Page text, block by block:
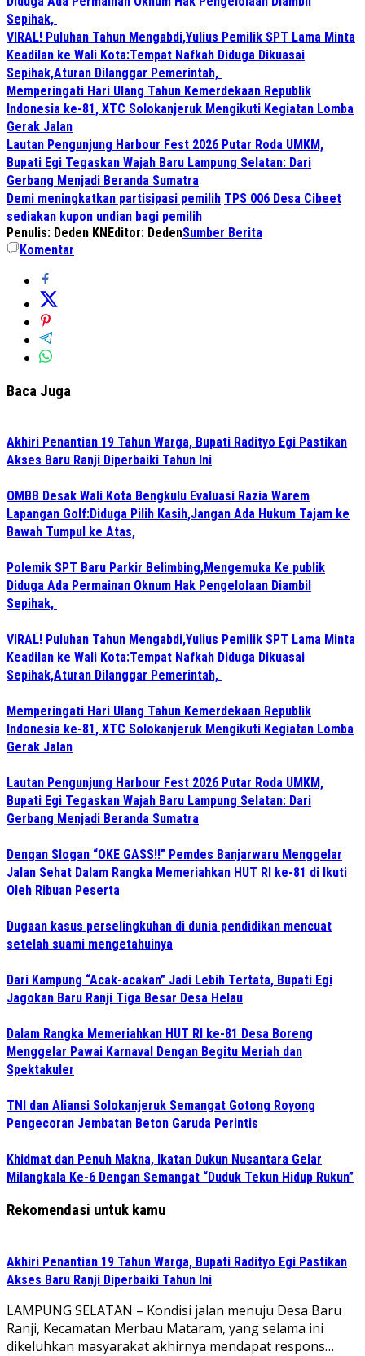
Sepihak,
VIRAL! Puluhan Tahun Mengabdi,Yulius Pemilik SPT Lama Minta
Keadilan ke Wali Kota:Tempat Nafkah Diduga Dikuasai
Sepihak,Aturan Dilanggar Pemerintah,
Memperingati Hari Ulang Tahun Kemerdekaan Republik
Indonesia ke-81, XTC Solokanjeruk Mengikuti Kegiatan Lomba
Gerak Jalan
Lautan Pengunjung Harbour Fest 2026 Putar Roda UMKM,
Bupati Egi Tegaskan Wajah Baru Lampung Selatan: Dari
Gerbang Menjadi Beranda Sumatra
Demi meningkatkan partisipasi pemilih TPS 006 Desa Cibeet
sediakan kupon undian bagi pemilih
Penulis: Deden KNEditor: DedenSumber Berita
Komentar
Baca Juga
Akhiri Penantian 19 Tahun Warga, Bupati Radityo Egi Pastikan
Akses Baru Ranji Diperbaiki Tahun Ini
OMBB Desak Wali Kota Bengkulu Evaluasi Razia Warem
Lapangan Golf:Diduga Pilih Kasih,Jangan Ada Hukum Tajam ke
Bawah Tumpul ke Atas,
Polemik SPT Baru Parkir Belimbing,Mengemuka Ke publik
Diduga Ada Permainan Oknum Hak Pengelolaan Diambil
Sepihak,
VIRAL! Puluhan Tahun Mengabdi,Yulius Pemilik SPT Lama Minta
Keadilan ke Wali Kota:Tempat Nafkah Diduga Dikuasai
Sepihak,Aturan Dilanggar Pemerintah,
Memperingati Hari Ulang Tahun Kemerdekaan Republik
Indonesia ke-81, XTC Solokanjeruk Mengikuti Kegiatan Lomba
Gerak Jalan
Lautan Pengunjung Harbour Fest 2026 Putar Roda UMKM,
Bupati Egi Tegaskan Wajah Baru Lampung Selatan: Dari
Gerbang Menjadi Beranda Sumatra
Dengan Slogan “OKE GASS!!” Pemdes Banjarwaru Menggelar
Jalan Sehat Dalam Rangka Memeriahkan HUT RI ke-81 di Ikuti
Oleh Ribuan Peserta
Dugaan kasus perselingkuhan di dunia pendidikan mencuat
setelah suami mengetahuinya
Dari Kampung “Acak-acakan” Jadi Lebih Tertata, Bupati Egi
Jagokan Baru Ranji Tiga Besar Desa Helau
Dalam Rangka Memeriahkan HUT RI ke-81 Desa Boreng
Menggelar Pawai Karnaval Dengan Begitu Meriah dan
Spektakuler
TNI dan Aliansi Solokanjeruk Semangat Gotong Royong
Pengecoran Jembatan Beton Garuda Perintis
Khidmat dan Penuh Makna, Ikatan Dukun Nusantara Gelar
Milangkala Ke-6 Dengan Semangat “Duduk Tekun Hidup Rukun”
Rekomendasi untuk kamu
Akhiri Penantian 19 Tahun Warga, Bupati Radityo Egi Pastikan
Akses Baru Ranji Diperbaiki Tahun Ini
LAMPUNG SELATAN – Kondisi jalan menuju Desa Baru
Ranji, Kecamatan Merbau Mataram, yang selama ini
dikeluhkan masyarakat akhirnya mendapat respons…